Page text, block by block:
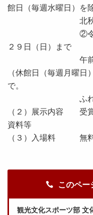
館日（毎週水曜日）を
北
②令和８年３
２９日（日）まで
午前１０時０
（休館日（毎週月曜
で。
ふれあー
（２）展示内容 受賞
資料等
（３）入場料 無
このペー
観光文化スポーツ部 文